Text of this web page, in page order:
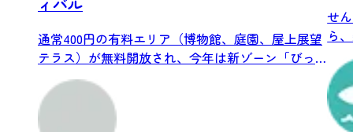
通常400円の有料エリア（博物館、庭園、屋上展望
テラス）が無料開放され、今年は新ゾーン「びっ
せ
ら
リ